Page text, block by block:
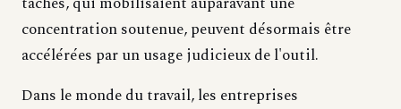
concentration soutenue, peuvent désormais être
accélérées par un usage judicieux de l'outil.
Dans le monde du travail, les entreprises